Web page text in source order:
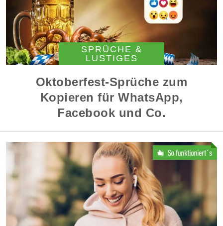
SPRÜCHE &
LUSTIGES
Oktoberfest-Sprüche zum
Kopieren für WhatsApp,
Facebook und Co.